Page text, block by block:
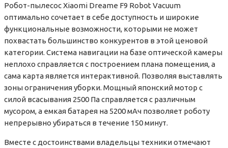
Робот-пылесос Xiaomi Dreame F9 Robot Vacuum
оптимально сочетает в себе доступность и широкие
функциональные возможности, которыми не может
похвастать большинство конкурентов в этой ценовой
категории. Система навигации на базе оптической камеры
неплохо справляется с построением плана помещения, а
сама карта является интерактивной. Позволяя выставлять
зоны ограничения уборки. Мощный японский мотор с
силой всасывания 2500 Па справляется с различным
мусором, а емкая батарея на 5200 мАч позволяет роботу
непрерывно убираться в течение 150 минут.
Вместе с достоинствами владельцы техники отмечают